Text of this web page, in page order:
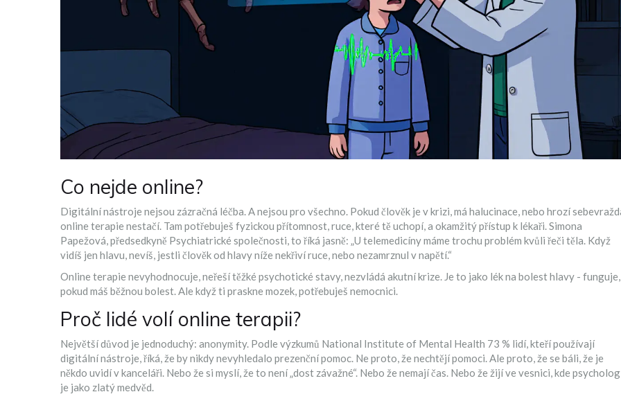
Co nejde online?
Digitální nástroje nejsou zázračná léčba. A nejsou pro všechno. Pokud člověk je v krizi, má halucinace, nebo hrozí
online terapie nestačí. Tam potřebuješ fyzickou přítomnost, ruce, které tě uchopí, a okamžitý přístup k lékaři. Simona
Papežová, předsedkyně Psychiatrické společnosti, to říká jasně: „U telemedicíny máme trochu problém kvůli řeči těla. Když
vidíš jen hlavu, nevíš, jestli člověk od hlavy níže nekřiví ruce, nebo nezamrznul v napětí.“
Online terapie nevyhodnocuje, neřeší těžké psychotické stavy, nezvládá akutní krize. Je to jako lék na bolest hlavy - funguje,
pokud máš běžnou bolest. Ale když ti praskne mozek, potřebuješ nemocnici.
Proč lidé volí online terapii?
Největší důvod je jednoduchý: anonymity. Podle výzkumů National Institute of Mental Health 73 % lidí, kteří používají
digitální nástroje, říká, že by nikdy nevyhledalo prezenční pomoc. Ne proto, že nechtějí pomoci. Ale proto, že se báli, že je
někdo uvidí v kanceláři. Nebo že si myslí, že to není „dost závažné“. Nebo že nemají čas. Nebo že žijí ve vesnici, kde psycholog
je jako zlatý medvěd.